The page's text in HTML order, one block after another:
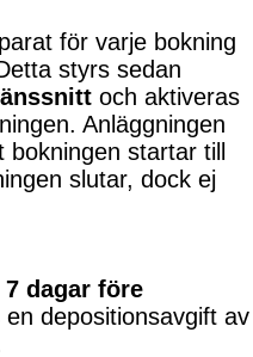
för varje bokning
styrs sedan
och aktiveras
Anläggningen
startar till
slutar, dock ej
dagar före
en depositionsavgift av